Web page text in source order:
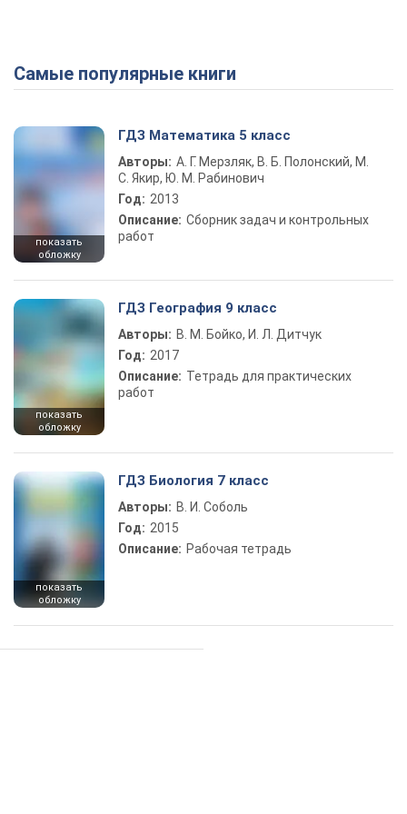
Самые популярные книги
показать
обложку
ГДЗ Математика 5 класс
Авторы: А. Г. Мерзляк, В. Б. Полонский, М.
С. Якир, Ю. М. Рабинович
Год: 2013
Описание: Сборник задач и контрольных
работ
показать
обложку
ГДЗ География 9 класс
Авторы: В. М. Бойко, И. Л. Дитчук
Год: 2017
Описание: Тетрадь для практических
работ
показать
обложку
ГДЗ Биология 7 класс
Авторы: В. И. Соболь
Год: 2015
Описание: Рабочая тетрадь